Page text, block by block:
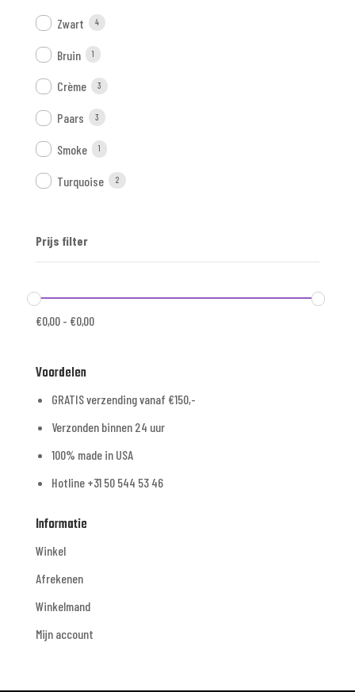
Zwart 4
Bruin 1
Crème 3
Paars 3
Smoke 1
Turquoise 2
Prijs filter
€0,00- €0,00
Voordelen
GRATIS verzending vanaf €150,-
Verzonden binnen 24 uur
100% made in USA
Hotline +31 50 544 53 46
Informatie
Winkel
Afrekenen
Winkelmand
Mijn account